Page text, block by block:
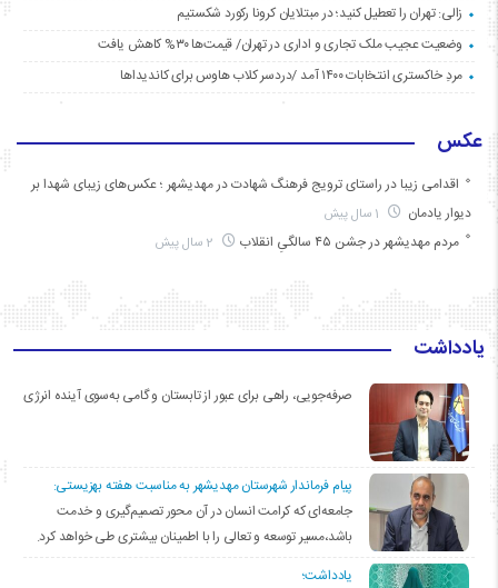
زالی: تهران را تعطیل کنید؛ در مبتلایان کرونا رکورد شکستیم
وضعیت عجیب ملک تجاری و اداری در تهران/ قیمت‌ها ۳۰% کاهش یافت
مردِ خاکستری انتخابات ۱۴۰۰ آمد /دردسر کلاب هاوس برای کاندیداها
عکس
اقدامی زیبا در راستای ترویج فرهنگ شهادت در مهدیشهر ؛ عکس‌های زیبای شهدا بر
دیوار یادمان
مردم مهدیشهر در جشن ۴۵ سالگیِ انقلاب
یادداشت
صرفه‌جویی، راهی برای عبور از تابستان و گامی به‌سوی آینده انرژی
پیام فرماندار شهرستان مهدیشهر به مناسبت هفته بهزیستی:
جامعه‌ای که کرامت انسان در آن محور تصمیم‌گیری و خدمت
باشد،مسیر توسعه و تعالی را با اطمینان بیشتری طی خواهد کرد.
یادداشت؛